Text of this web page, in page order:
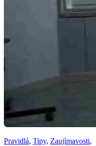
Pravidlá, Tipy, Zaujímavosti,